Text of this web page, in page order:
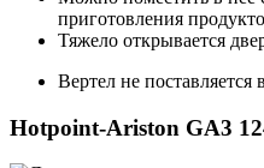
приготовления
Тяжело открывается
Вертел не поставляется
Hotpoint-Ariston GA3